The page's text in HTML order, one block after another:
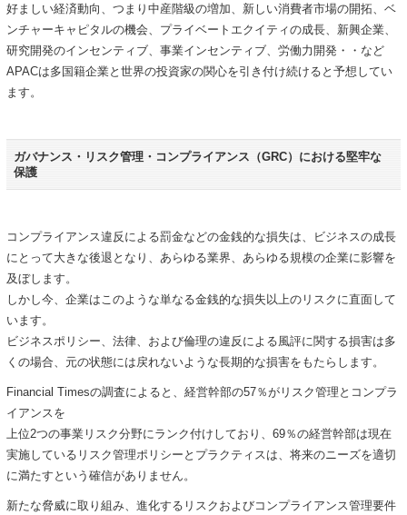
好ましい経済動向、つまり中産階級の増加、新しい消費者市場の開拓、ベ
ンチャーキャピタルの機会、プライベートエクイティの成長、新興企業、
研究開発のインセンティブ、事業インセンティブ、労働力開発・・など
APACは多国籍企業と世界の投資家の関心を引き付け続けると予想してい
ます。
ガバナンス・リスク管理・コンプライアンス（GRC）における堅牢な
保護
コンプライアンス違反による罰金などの金銭的な損失は、ビジネスの成長
にとって大きな後退となり、あらゆる業界、あらゆる規模の企業に影響を
及ぼします。
しかし今、企業はこのような単なる金銭的な損失以上のリスクに直面して
います。
ビジネスポリシー、法律、および倫理の違反による風評に関する損害は多
くの場合、元の状態には戻れないような長期的な損害をもたらします。
Financial Timesの調査によると、経営幹部の57％がリスク管理とコンプラ
イアンスを
上位2つの事業リスク分野にランク付けしており、69％の経営幹部は現在
実施しているリスク管理ポリシーとプラクティスは、将来のニーズを適切
に満たすという確信がありません。
新たな脅威に取り組み、進化するリスクおよびコンプライアンス管理要件